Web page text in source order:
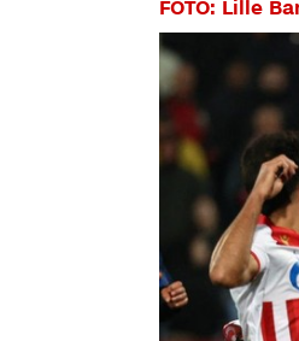
FOTO: Lille